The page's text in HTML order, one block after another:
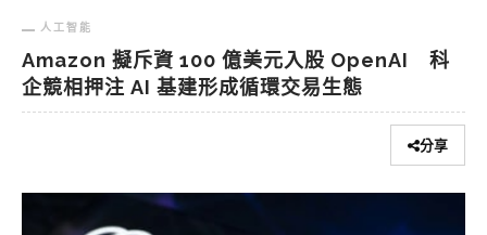
人工智能
Amazon 擬斥資 100 億美元入股 OpenAI 科
企競相押注 AI 基建形成循環交易生態
分享